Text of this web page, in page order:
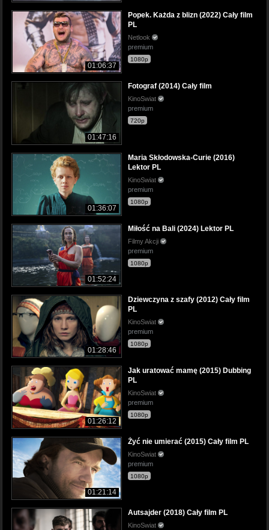
01:06:37
Popek. Każda z blizn (2022) Cały film
PL
Netlook
premium
1080p
01:47:16
Fotograf (2014) Cały film
KinoSwiat
premium
720p
01:36:07
Maria Skłodowska-Curie (2016)
Lektor PL
KinoSwiat
premium
1080p
01:52:24
Miłość na Bali (2024) Lektor PL
Filmy Akcji
premium
1080p
01:28:46
Dziewczyna z szafy (2012) Cały film
PL
KinoSwiat
premium
1080p
01:26:12
Jak uratować mamę (2015) Dubbing
PL
KinoSwiat
premium
1080p
01:21:14
Żyć nie umierać (2015) Cały film PL
KinoSwiat
premium
1080p
Autsajder (2018) Cały film PL
KinoSwiat